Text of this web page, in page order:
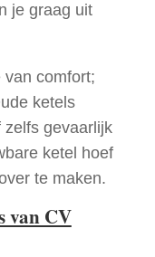
je graag uit
van comfort;
ketels
zelfs gevaarlijk
ketel hoef
te maken.
van CV